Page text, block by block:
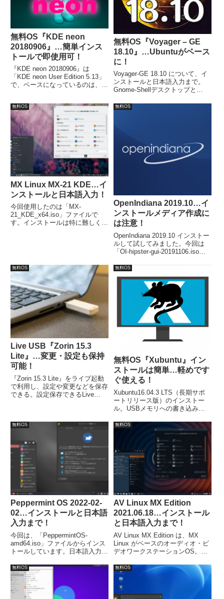
無料OS『KDE neon
20180906』…簡単インス
トールで即使用可！
『KDE neon 20180906』は
「KDE neon User Edition 5.13」
で、ベースになっているのは、
ではありません。
無料OS『Voyager – GE
18.10』…Ubuntuがベース
に！
Voyager-GE 18.10 について、イ
ンストールと日本語入力まで。
Gnome-Shellデスクトップと
のみ。推奨システム要件、
無料OS
MX Linux MX-21 KDE…イ
ンストールと日本語入力！
今回使用したのは「MX-
21_KDE_x64.iso」ファイルで
す。インストールは特に難しくは
無料OS
OpenIndiana 2019.10…イ
ンストールメディア作成に
は注意！
OpenIndiana 2019.10 インストー
ルして試してみました。今回は
「OI-hipster-gui-20191106.iso」
た。インストール自体は簡単。日
本語入力はライブ起動の段階で、
iBusにて可能。
無料OS
Live USB『Zorin 15.3
Lite』…変更・設定も保持
可能！
『Zorin 15.3 Lite』をライブ起動
で利用し、設定や変更などを保存
できる。設定保存できるLive
無料OS
無料OS『Xubuntu』イン
ストールは簡単…軽めです
ぐ使える！
Xubuntu16.04.3 LTS（長期サポ
ートリリース版）のインストー
ル。USBメモリへの書き込み
ンストールメディア（USBメモ
リ）から起動し、インストールす
るだけで、日本語化と日本語入力
が完了します。
無料OS
Peppermint OS 2022-02-
02…インストールと日本語
入力まで！
今回は、「PeppermintOS-
amd64.iso」ファイルからインス
トールしています。日本語入力に
ルして確認してみました。
無料OS
AV Linux MX Edition
2021.06.18…インストール
と日本語入力まで！
AV Linux MX Edition は、MX
Linux がベースのオーディオ・ビ
デオワークステーションOS。今
MXE-2021.06.18-xfce4-openbox-
amd64.iso」ファイルからになり
ます。
無料OS 無料OS